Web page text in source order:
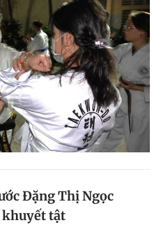
Đặng Thị Ngọc
khuyết tật